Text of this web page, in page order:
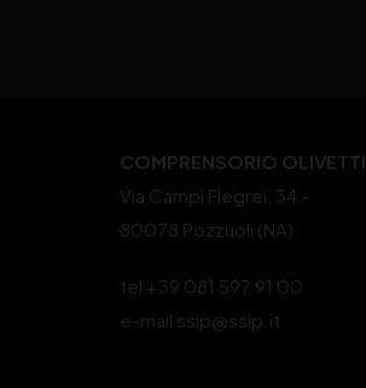
COMPRENSORIO OLIVETTI
Via Campi Flegrei, 34 –
80078 Pozzuoli (NA)
tel +39 081 597 91 00
e-mail ssip@ssip.it